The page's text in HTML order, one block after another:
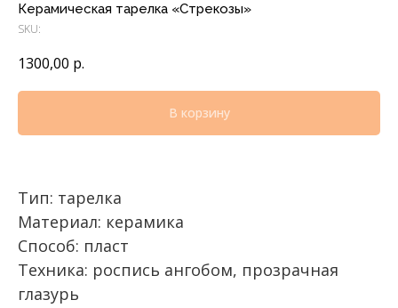
Керамическая тарелка «Стрекозы»
SKU:
1300,00 р.
В корзину
Тип: тарелка
Материал: керамика
Способ: пласт
Техника: роспись ангобом, прозрачная
глазурь